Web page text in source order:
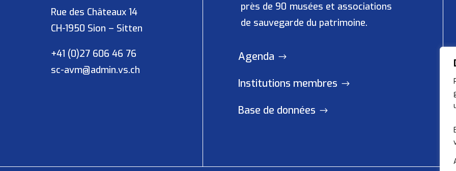
Rue des Châteaux 14
CH-1950 Sion – Sitten
+41 (0)27 606 46 76
sc-avm@admin.vs.ch
près de 90 musées et associations
de sauvegarde du patrimoine.
Agenda
Institutions membres
Base de données